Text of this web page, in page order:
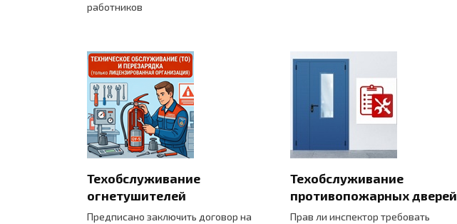
работников
Техобслуживание
огнетушителей
Предписано заключить договор на
Техобслуживание
противопожарных дверей
Прав ли инспектор требовать